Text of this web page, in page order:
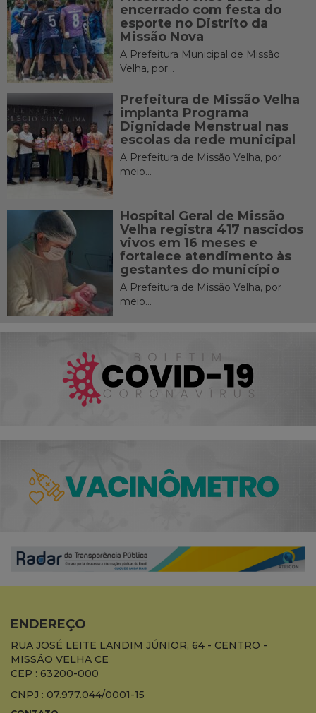
encerrado com festa do
esporte no Distrito da
Missão Nova
A Prefeitura Municipal de Missão
Velha, por...
Prefeitura de Missão Velha
implanta Programa
Dignidade Menstrual nas
escolas da rede municipal
A Prefeitura de Missão Velha, por
meio...
Hospital Geral de Missão
Velha registra 417 nascidos
vivos em 16 meses e
fortalece atendimento às
gestantes do município
A Prefeitura de Missão Velha, por
meio...
ENDEREÇO
RUA JOSÉ LEITE LANDIM JÚNIOR, 64 - CENTRO -
MISSÃO VELHA CE
CEP : 63200-000
CNPJ : 07.977.044/0001-15